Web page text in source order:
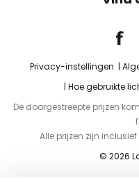
Privacy-instellingen
Hoe gebruikte
De doorgestreepte prijzen
Alle prijzen zijn inclusief
© 2026